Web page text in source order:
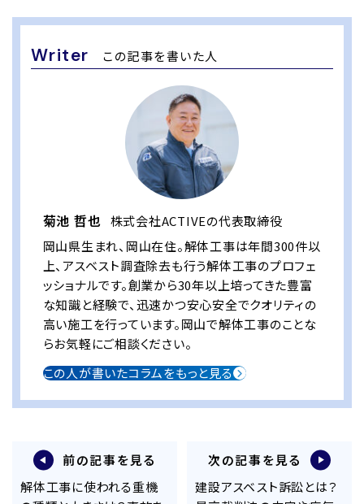
Writer この記事を書いた人
菊池 哲也 株式会社ACTIVEの代表取締役
岡山県生まれ、岡山在住。解体工事は年間300件以
上、アスベスト調査除去も行う解体工事のプロフェ
ッショナルです。創業から30年以上培ってきた豊富
な知識と経験で、迅速かつ安心安全でクオリティの
高い施工を行っています。岡山で解体工事のことな
らお気軽にご相談ください。
この人が書いたコラムをもっと見る
前の記事を見る
解体工事に使われる重機
次の記事を見る
建設アスベスト訴訟とは？